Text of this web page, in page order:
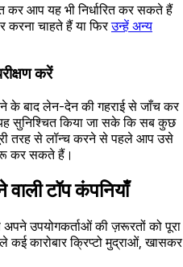
कर आप यह भी निर्धारित कर सकते हैं
चाहते हैं या फिरउन्हें अन्य
करें
के बाद लेन-देन की गहराई से जाँच कर
सुनिश्चित किया जा सके कि सब कुछ
तरह से लॉन्च करने से पहले आप उसे
कर सकते हैं।
टॉप कंपनियाँ
अपने उपयोगकर्ताओं की ज़रूरतों को पूरा
कई कारोबार क्रिप्टो मुद्राओं, खासकर